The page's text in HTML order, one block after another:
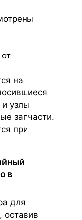
на
узлы
запчасти.
при
в
для
оставив